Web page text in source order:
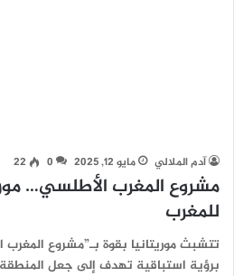
آدم الملالي مايو 12, 2025 0
22
مشروع المغرب الأطلسي…
للمغرب
تتشبث موريتانيا بقوة بـ”مشروع
برؤية استباقية تهدف إلى جعل